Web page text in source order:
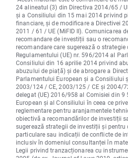
24 alineatul (3) din Directiva 2014/65 /
și a Consiliului din 15 mai 2014 privind
financiare, și de modificare a Directivei
2011 / 61 / UE (MiFID II). Comunicarea
recomandare de investiții sau o
recomandare care sugerează o
Regulamentului (UE) nr. 596/2014 al
Consiliului din 16 aprilie 2014 privind
abuzului de piață) și de abrogare a
Parlamentului European și a Consiliului
2003/124 / CE, 2003/125 / CE și 2004/
delegat (UE) 2016/958 al Comisiei din
European și al Consiliului în ceea ce
reglementare pentru aranjamentele
obiectivă a recomandărilor de investiții
sugerează strategii de investiții și pentru
particulare sau indicații de conflicte de
inclusiv în domeniul consultanței în
Legii privind tranzacționarea cu